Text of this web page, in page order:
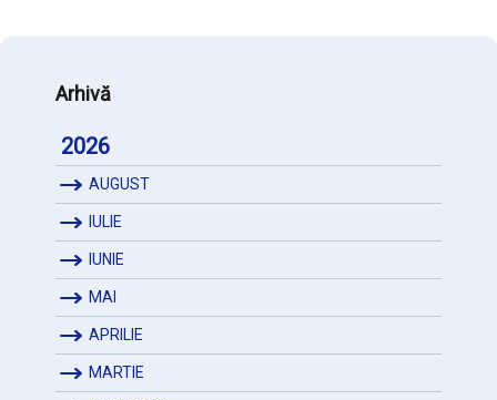
Arhivă
2026
AUGUST
IULIE
IUNIE
MAI
APRILIE
MARTIE